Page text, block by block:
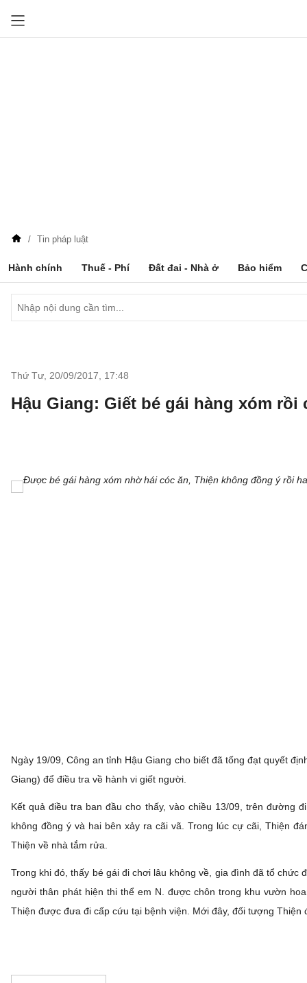
Tin pháp luật
Hành chính Thuế - Phí Đất đai - Nhà ở Bảo hiểm
Thứ Tư, 20/09/2017 17:48
Hậu Giang: Giết bé gái hàng xóm
Được bé gái hàng xóm nhờ hái cóc ăn, Thiện không đồng ý rồi
Ngày 19/09, Công an tỉnh Hậu Giang cho biết đã tống đạt quyết
Giang) để điều tra về hành vi giết người.
Kết quả điều tra ban đầu cho thấy, vào chiều 13/09, trên đường
không đồng ý và hai bên xảy ra cãi vã. Trong lúc cự cãi, Thiện
Thiện về nhà tắm rửa.
Trong khi đó, thấy bé gái đi chơi lâu không về, gia đình đã tổ
người thân phát hiện thi thể em N. được chôn trong khu vườn
Thiện được đưa đi cấp cứu tại bệnh viện. Mới đây, đối tượng Thiện